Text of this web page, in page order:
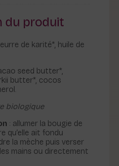
du produit
de karité*, huile de
seed butter*,
butter*, cocos
biologique
: allumer la bougie de
qu’elle ait fondu
la mèche puis verser
mains ou directement